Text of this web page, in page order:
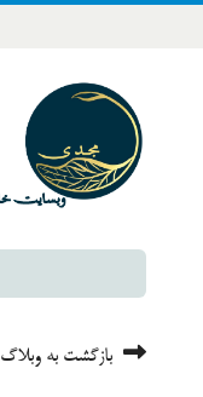
بازگشت به وبلاگ